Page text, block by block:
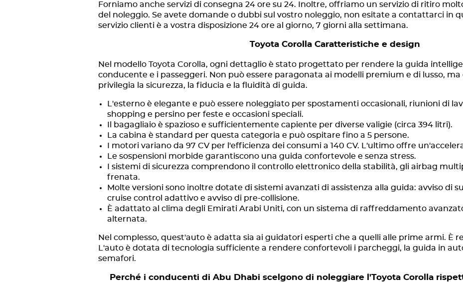
Forniamo anche servizi di consegna 24 ore su 24. Inoltre, offriamo un servizio di ritiro
del noleggio. Se avete domande o dubbi sul vostro noleggio, non esitate a contattarci in
servizio clienti è a vostra disposizione 24 ore al giorno, 7 giorni alla settimana.
Toyota Corolla Caratteristiche e design
Nel modello Toyota Corolla, ogni dettaglio è stato progettato per rendere la guida
conducente e i passeggeri. Non può essere paragonata ai modelli premium e di lusso,
privilegia la sicurezza, la fiducia e la fluidità di guida.
L'esterno è elegante e può essere noleggiato per spostamenti occasionali, riunioni di
shopping e persino per feste e occasioni speciali.
Il bagagliaio è spazioso e sufficientemente capiente per diverse valigie (circa 394 litri).
La cabina è standard per questa categoria e può ospitare fino a 5 persone.
I motori variano da 97 CV per l'efficienza dei consumi a 140 CV. L'ultimo offre
Le sospensioni morbide garantiscono una guida confortevole e senza stress.
I sistemi di sicurezza comprendono il controllo elettronico della stabilità, gli airbag
frenata.
Molte versioni sono inoltre dotate di sistemi avanzati di assistenza alla guida: avviso di
cruise control adattivo e avviso di pre-collisione.
È adattato al clima degli Emirati Arabi Uniti, con un sistema di raffreddamento
alternata.
Nel complesso, quest'auto è adatta sia ai guidatori esperti che a quelli alle prime armi. È
L'auto è dotata di tecnologia sufficiente a rendere confortevoli i parcheggi, la guida in
semafori.
Perché i conducenti di Abu Dhabi scelgono di noleggiare l'Toyota Corolla